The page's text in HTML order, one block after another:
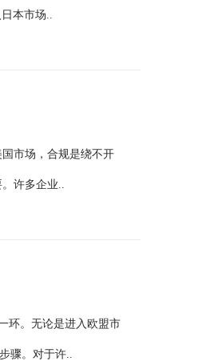
本市场..
市场，合规是绕不开
许多企业..
环。无论是进入欧盟市
骤。对于许..